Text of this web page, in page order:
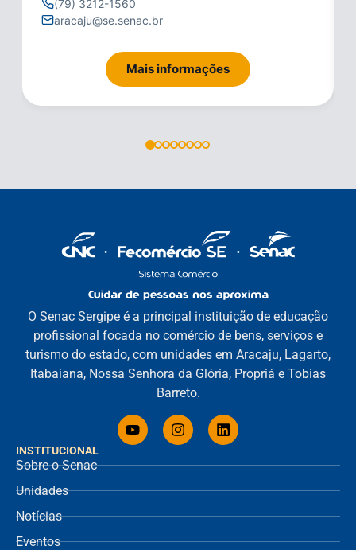
(79) 3212-1560
aracaju@se.senac.br
Mais informações
INSTITUCIONAL
Sobre o Senac
Unidades
Notícias
Eventos
O Senac Sergipe é a principal instituição de educação
profissional focada no comércio de bens, serviços e
turismo do estado, com unidades em Aracaju, Lagarto,
Itabaiana, Nossa Senhora da Glória, Propriá e Tobias
Barreto.